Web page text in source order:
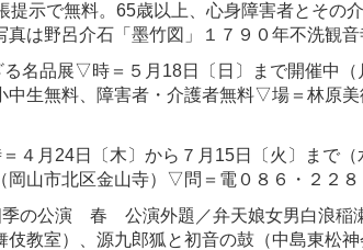
提示で無料。65歳以上、心身障害者とそ
は野呂介石「墨竹図」１７９０年不洗観
名品展▽時＝５月18日〔日〕まで開催中
中生無料、障害者・介護者無料▽場＝林原
４月24日〔木〕から７月15日〔火〕まで
山市北区金山寺）▽問＝電０８６・２２８
の公演 春 公演外題／弁天娘女男白浪稲
伎教室）、源九郎狐と初音の鼓（中島東松